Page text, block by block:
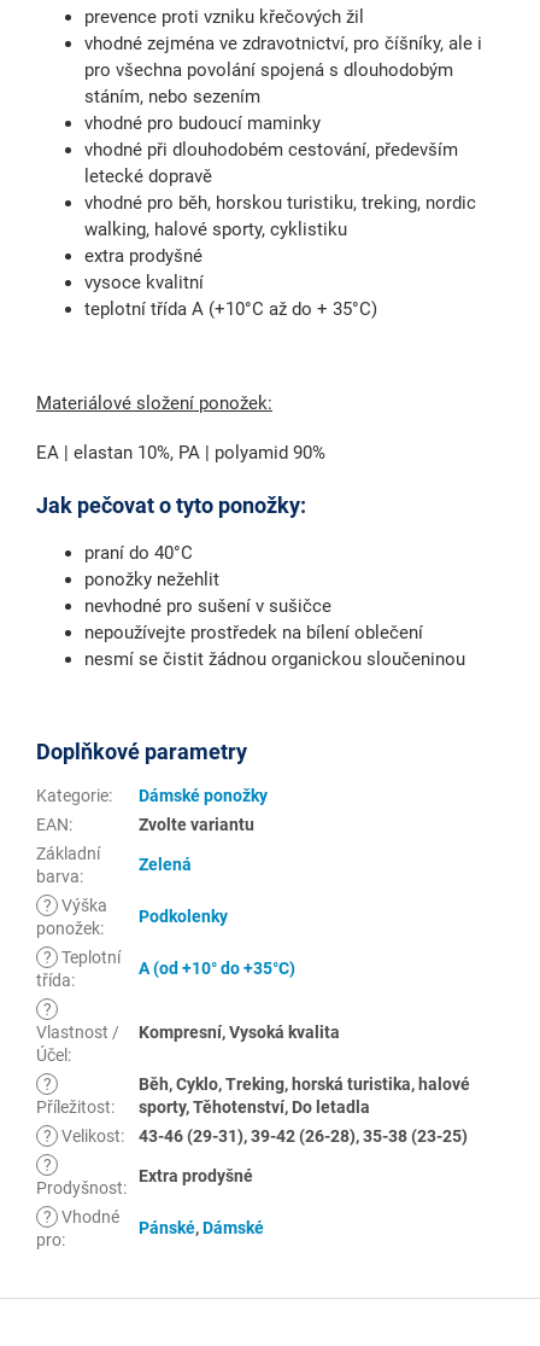
prevence proti vzniku křečových žil
vhodné zejména ve zdravotnictví, pro číšníky, ale i
pro všechna povolání spojená s dlouhodobým
stáním, nebo sezením
vhodné pro budoucí maminky
vhodné při dlouhodobém cestování, především
letecké dopravě
vhodné pro běh, horskou turistiku, treking, nordic
walking, halové sporty, cyklistiku
extra prodyšné
vysoce kvalitní
teplotní třída A (+10°C až do + 35°C)
Materiálové složení ponožek:
EA | elastan 10%, PA | polyamid 90%
Jak pečovat o tyto ponožky:
praní do 40°C
ponožky nežehlit
nevhodné pro sušení v sušičce
nepoužívejte prostředek na bílení oblečení
nesmí se čistit žádnou organickou sloučeninou
Doplňkové parametry
Kategorie:
Dámské ponožky
EAN:
Zvolte variantu
Základní
barva:
Zelená
? Výška
ponožek:
Podkolenky
? Teplotní
třída:
A (od +10° do +35°C)
?
Vlastnost /
Účel :
Kompresní, Vysoká kvalita
?
Příležitost:
Běh, Cyklo, Treking, horská turistika, halové
sporty, Těhotenství, Do letadla
? Velikost:
43-46 (29-31), 39-42 (26-28), 35-38 (23-25)
?
Prodyšnost:
Extra prodyšné
? Vhodné
pro:
Pánské,Dámské